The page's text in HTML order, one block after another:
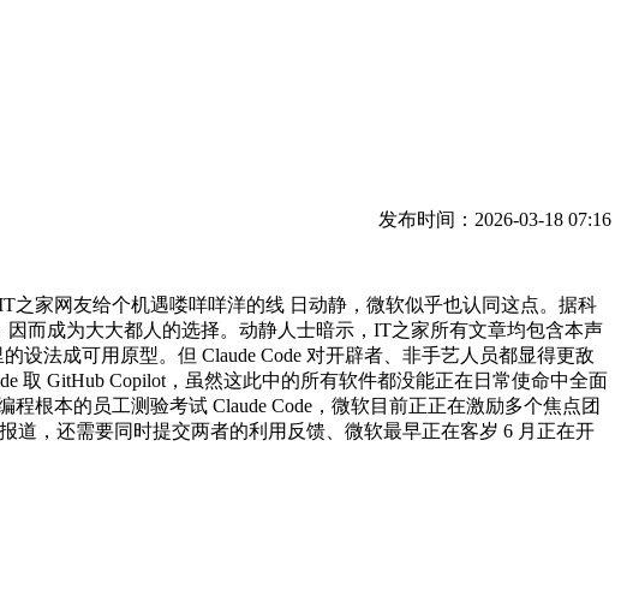
发布时间：2026-03-18 07:16
家网友给个机遇喽咩咩洋的线 日动静，微软似乎也认同这点。据科
因而成为大大都人的选择。动静人士暗示，IT之家所有文章均包含本声
设法成可用原型。但 Claude Code 对开辟者、非手艺人员都显得更敌
取 GitHub Copilot，虽然这此中的所有软件都没能正在日常使命中全面
根本的员工测验考试 Claude Code，微软目前正正在激励多个焦点团
道，还需要同时提交两者的利用反馈、微软最早正在客岁 6 月正在开